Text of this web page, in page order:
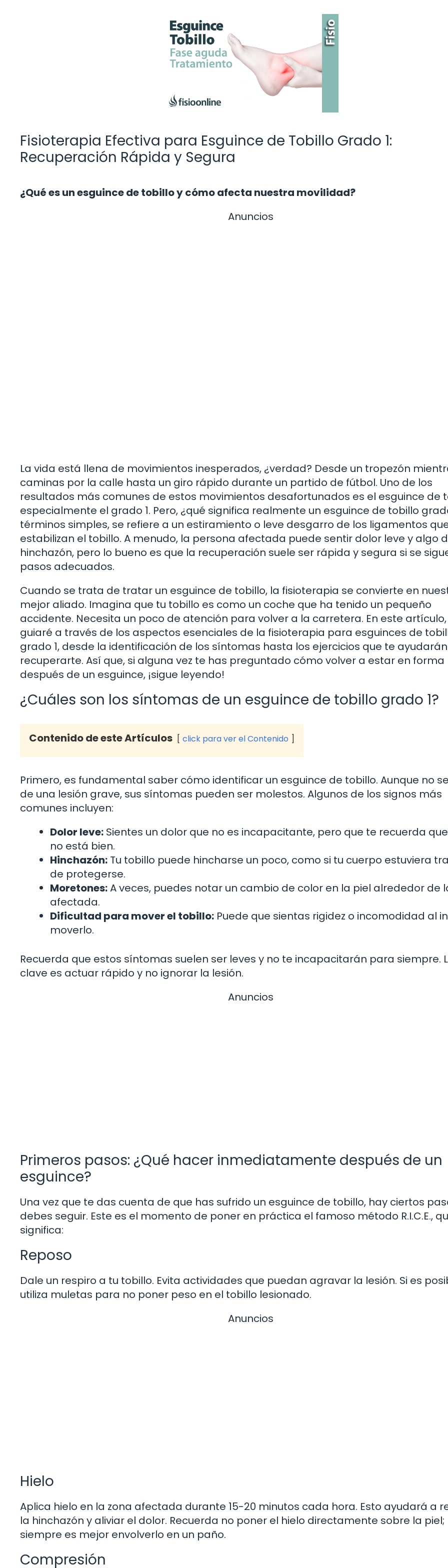
Fisioterapia Efectiva para Esguince de Tobillo Grado 1:
Recuperación Rápida y Segura
¿Qué es un esguince de tobillo y cómo afecta nuestra movilidad?
Anuncios
La vida está llena de movimientos inesperados, ¿verdad? Desde un tropezón
caminas por la calle hasta un giro rápido durante un partido de fútbol. Uno de los
resultados más comunes de estos movimientos desafortunados es el esguince de
especialmente el grado 1. Pero, ¿qué significa realmente un esguince de tobillo
términos simples, se refiere a un estiramiento o leve desgarro de los ligamentos
estabilizan el tobillo. A menudo, la persona afectada puede sentir dolor leve y algo
hinchazón, pero lo bueno es que la recuperación suele ser rápida y segura si se
pasos adecuados.
Cuando se trata de tratar un esguince de tobillo, la fisioterapia se convierte en
mejor aliado. Imagina que tu tobillo es como un coche que ha tenido un pequeño
accidente. Necesita un poco de atención para volver a la carretera. En este
guiaré a través de los aspectos esenciales de la fisioterapia para esguinces de
grado 1, desde la identificación de los síntomas hasta los ejercicios que te
recuperarte. Así que, si alguna vez te has preguntado cómo volver a estar en forma
después de un esguince, ¡sigue leyendo!
¿Cuáles son los síntomas de un esguince de tobillo grado 1?
Contenido de este Artículos click para ver el Contenido
Primero, es fundamental saber cómo identificar un esguince de tobillo. Aunque no
de una lesión grave, sus síntomas pueden ser molestos. Algunos de los signos más
comunes incluyen:
Dolor leve: Sientes un dolor que no es incapacitante, pero que te recuerda
no está bien.
Hinchazón: Tu tobillo puede hincharse un poco, como si tu cuerpo estuviera
de protegerse.
Moretones:A veces, puedes notar un cambio de color en la piel alrededor de
afectada.
Dificultad para mover el tobillo: Puede que sientas rigidez o incomodidad al
moverlo.
Recuerda que estos síntomas suelen ser leves y no te incapacitarán para siempre.
clave es actuar rápido y no ignorar la lesión.
Anuncios
Primeros pasos: ¿Qué hacer inmediatamente después de un
esguince?
Una vez que te das cuenta de que has sufrido un esguince de tobillo, hay ciertos
debes seguir. Este es el momento de poner en práctica el famoso método R.I.C.E.,
significa:
Reposo
Dale un respiro a tu tobillo. Evita actividades que puedan agravar la lesión. Si es
utiliza muletas para no poner peso en el tobillo lesionado.
Anuncios
Hielo
Aplica hielo en la zona afectada durante 15-20 minutos cada hora. Esto ayudará a
la hinchazón y aliviar el dolor. Recuerda no poner el hielo directamente sobre la piel;
siempre es mejor envolverlo en un paño.
Compresión